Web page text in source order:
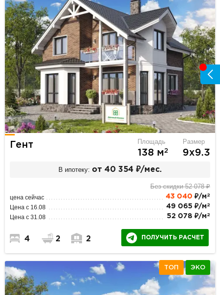
Гент Площадь
138 м2
Размер
9х9.3
В ипотеку: от 40 354 ₽/мес.
Без скидки 52 078 ₽
цена сейчас 43 040 ₽/м 2
Цена с 16.08 49 065 ₽/м 2
Цена с 31.08 52 078 ₽/м 2
4 2 2 ПОЛУЧИТЬ РАСЧЕТ
ТОП ЭКО